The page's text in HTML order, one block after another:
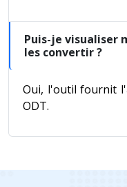
Puis-je visualiser
les convertir ?
Oui, l'outil fournit
ODT.